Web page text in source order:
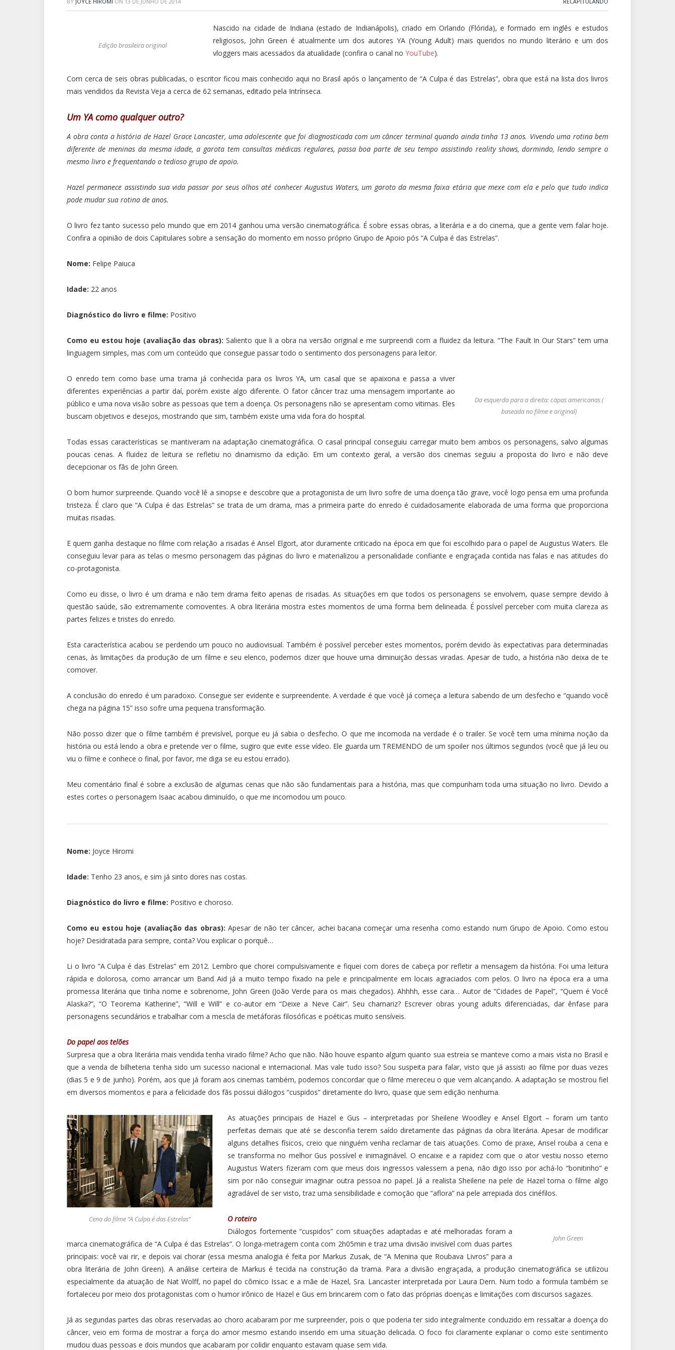
Edição brasileira original
Nascido na cidade de Indiana (estado de Indianápolis), criado em Orlando (Flórida), e formado em inglês e estudos
religiosos, John Green é atualmente um dos autores YA (Young Adult) mais queridos no mundo literário e um dos
vloggers mais acessados da atualidade (confira o canal no YouTube).
Com cerca de seis obras publicadas, o escritor ficou mais conhecido aqui no Brasil após o lançamento de “A Culpa é das Estrelas”, obra que está na lista dos livros
mais vendidos da Revista Veja a cerca de 62 semanas, editado pela Intrínseca.
Um YA como qualquer outro?
A obra conta a história de Hazel Grace Lancaster, uma adolescente que foi diagnosticada com um câncer terminal quando ainda tinha 13 anos. Vivendo uma rotina bem
diferente de meninas da mesma idade, a garota tem consultas médicas regulares, passa boa parte de seu tempo assistindo reality shows, dormindo, lendo sempre o
mesmo livro e frequentando o tedioso grupo de apoio.
Hazel permanece assistindo sua vida passar por seus olhos até conhecer Augustus Waters, um garoto da mesma faixa etária que mexe com ela e pelo que tudo indica
pode mudar sua rotina de anos.
O livro fez tanto sucesso pelo mundo que em 2014 ganhou uma versão cinematográfica. É sobre essas obras, a literária e a do cinema, que a gente vem falar hoje.
Confira a opinião de dois Capitulares sobre a sensação do momento em nosso próprio Grupo de Apoio pós “A Culpa é das Estrelas”.
Nome: Felipe Paiuca
Idade: 22 anos
Diagnóstico do livro e filme: Positivo
Como eu estou hoje (avaliação das obras): Saliento que li a obra na versão original e me surpreendi com a fluidez da leitura. “The Fault In Our Stars” tem uma
linguagem simples, mas com um conteúdo que consegue passar todo o sentimento dos personagens para leitor.
Da esquerda para a direita: capas americanas (
baseada no filme e original)
O enredo tem como base uma trama já conhecida para os livros YA, um casal que se apaixona e passa a viver
diferentes experiências a partir daí, porém existe algo diferente. O fator câncer traz uma mensagem importante ao
público e uma nova visão sobre as pessoas que tem a doença. Os personagens não se apresentam como vitimas. Eles
buscam objetivos e desejos, mostrando que sim, também existe uma vida fora do hospital.
Todas essas características se mantiveram na adaptação cinematográfica. O casal principal conseguiu carregar muito bem ambos os personagens, salvo algumas
poucas cenas. A fluidez de leitura se refletiu no dinamismo da edição. Em um contexto geral, a versão dos cinemas seguiu a proposta do livro e não deve
decepcionar os fãs de John Green.
O bom humor surpreende. Quando você lê a sinopse e descobre que a protagonista de um livro sofre de uma doença tão grave, você logo pensa em uma profunda
tristeza. É claro que “A Culpa é das Estrelas” se trata de um drama, mas a primeira parte do enredo é cuidadosamente elaborada de uma forma que proporciona
muitas risadas.
E quem ganha destaque no filme com relação a risadas é Ansel Elgort, ator duramente criticado na época em que foi escolhido para o papel de Augustus Waters. Ele
conseguiu levar para as telas o mesmo personagem das páginas do livro e materializou a personalidade confiante e engraçada contida nas falas e nas atitudes do
co-protagonista.
Como eu disse, o livro é um drama e não tem drama feito apenas de risadas. As situações em que todos os personagens se envolvem, quase sempre devido à
questão saúde, são extremamente comoventes. A obra literária mostra estes momentos de uma forma bem delineada. É possível perceber com muita clareza as
partes felizes e tristes do enredo.
Esta característica acabou se perdendo um pouco no audiovisual. Também é possível perceber estes momentos, porém devido às expectativas para determinadas
cenas, às limitações da produção de um filme e seu elenco, podemos dizer que houve uma diminuição dessas viradas. Apesar de tudo, a história não deixa de te
comover.
A conclusão do enredo é um paradoxo. Consegue ser evidente e surpreendente. A verdade é que você já começa a leitura sabendo de um desfecho e “quando você
chega na página 15” isso sofre uma pequena transformação.
Não posso dizer que o filme também é previsível, porque eu já sabia o desfecho. O que me incomoda na verdade é o trailer. Se você tem uma mínima noção da
história ou está lendo a obra e pretende ver o filme, sugiro que evite esse vídeo. Ele guarda um TREMENDO de um spoiler nos últimos segundos (você que já leu ou
viu o filme e conhece o final, por favor, me diga se eu estou errado).
Meu comentário final é sobre a exclusão de algumas cenas que não são fundamentais para a história, mas que compunham toda uma situação no livro. Devido a
estes cortes o personagem Isaac acabou diminuído, o que me incomodou um pouco.
Nome: Joyce Hiromi
Idade: Tenho 23 anos, e sim já sinto dores nas costas.
Diagnóstico do livro e filme: Positivo e choroso.
Como eu estou hoje (avaliação das obras): Apesar de não ter câncer, achei bacana começar uma resenha como estando num Grupo de Apoio. Como estou
hoje? Desidratada para sempre, conta? Vou explicar o porquê…
Li o livro “A Culpa é das Estrelas” em 2012. Lembro que chorei compulsivamente e fiquei com dores de cabeça por refletir a mensagem da história. Foi uma leitura
rápida e dolorosa, como arrancar um Band Aid já a muito tempo fixado na pele e principalmente em locais agraciados com pelos. O livro na época era a uma
promessa literária que tinha nome e sobrenome, John Green (João Verde para os mais chegados). Ahhhh, esse cara… Autor de “Cidades de Papel”, “Quem é Você
Alaska?”, “O Teorema Katherine”, “Will e Will” e co-autor em “Deixe a Neve Cair”. Seu chamariz? Escrever obras young adults diferenciadas, dar ênfase para
personagens secundários e trabalhar com a mescla de metáforas filosóficas e poéticas muito sensíveis.
Do papel aos telões
Surpresa que a obra literária mais vendida tenha virado filme? Acho que não. Não houve espanto algum quanto sua estreia se manteve como a mais vista no Brasil e
que a venda de bilheteria tenha sido um sucesso nacional e internacional. Mas vale tudo isso? Sou suspeita para falar, visto que já assisti ao filme por duas vezes
(dias 5 e 9 de junho). Porém, aos que já foram aos cinemas também, podemos concordar que o filme mereceu o que vem alcançando. A adaptação se mostrou fiel
em diversos momentos e para a felicidade dos fãs possui diálogos “cuspidos” diretamente do livro, quase que sem edição nenhuma.
Cena do filme “A Culpa é das Estrelas”
As atuações principais de Hazel e Gus – interpretadas por Sheilene Woodley e Ansel Elgort – foram um tanto
perfeitas demais que até se desconfia terem saído diretamente das páginas da obra literária. Apesar de modificar
alguns detalhes físicos, creio que ninguém venha reclamar de tais atuações. Como de praxe, Ansel rouba a cena e
se transforma no melhor Gus possível e inimaginável. O encaixe e a rapidez com que o ator vestiu nosso eterno
Augustus Waters fizeram com que meus dois ingressos valessem a pena, não digo isso por achá-lo “bonitinho” e
sim por não conseguir imaginar outra pessoa no papel. Já a realista Sheilene na pele de Hazel torna o filme algo
agradável de ser visto, traz uma sensibilidade e comoção que “aflora” na pele arrepiada dos cinéfilos.
John Green
O roteiro
Diálogos fortemente “cuspidos” com situações adaptadas e até melhoradas foram a
marca cinematográfica de “A Culpa é das Estrelas”. O longa-metragem conta com 2h05min e traz uma divisão invisível com duas partes
principais: você vai rir, e depois vai chorar (essa mesma analogia é feita por Markus Zusak, de “A Menina que Roubava Livros” para a
obra literária de John Green). A análise certeira de Markus é tecida na construção da trama. Para a divisão engraçada, a produção cinematográfica se utilizou
especialmente da atuação de Nat Wolff, no papel do cômico Issac e a mãe de Hazel, Sra. Lancaster interpretada por Laura Dern. Num todo a formula também se
fortaleceu por meio dos protagonistas com o humor irônico de Hazel e Gus em brincarem com o fato das próprias doenças e limitações com discursos sagazes.
Já as segundas partes das obras reservadas ao choro acabaram por me surpreender, pois o que poderia ter sido integralmente conduzido em ressaltar a doença do
câncer, veio em forma de mostrar a força do amor mesmo estando inserido em uma situação delicada. O foco foi claramente explanar o como este sentimento
mudou duas pessoas e dois mundos que acabaram por colidir enquanto estavam quase sem vida.